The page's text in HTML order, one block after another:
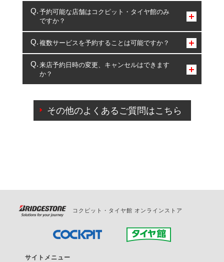
予約可能な店舗はコクピット・タイヤ館のみ
ですか？
コクピット・タイヤ館のみとなります。
複数サービスを予約することは可能ですか？
複数サービスのご予約は可能です。
一部の商品・サービスの組み合わせに限り、同時にご予約が
出来ないものもございます。
来店予約日時の変更、キャンセルはできます
か？
ご来店予約日の3営業日前を過ぎている場合のご予約
の日時変更につきましては、直接ご予約の店舗まで
その他のよくあるご質問はこちら
コクピット・タイヤ館 オンラインストア
サイトメニュー